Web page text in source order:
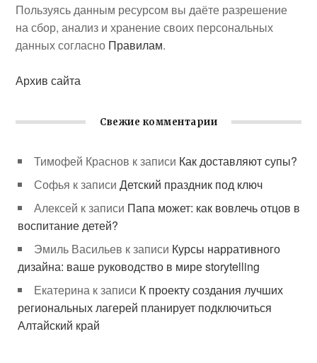
Пользуясь данным ресурсом вы даёте разрешение
на сбор, анализ и хранение своих персональных
данных согласно Правилам.
Архив сайта
Свежие комментарии
Тимофей Краснов к записи Как доставляют супы?
Софья к записиДетский праздник под ключ
Алексей к записи Папа может: как вовлечь отцов в
воспитание детей?
Эмиль Васильев к записи Курсы нарративного
дизайна: ваше руководство в мире storytelling
Екатерина к записи К проекту создания лучших
региональных лагерей планирует подключиться
Алтайский край